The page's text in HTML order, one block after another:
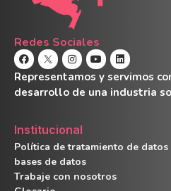
Redes Sociales
Representamos y servimos
desarrollo de una industria
Institucional
Política de tratamiento de
bases de datos
Trabaje con nosotros